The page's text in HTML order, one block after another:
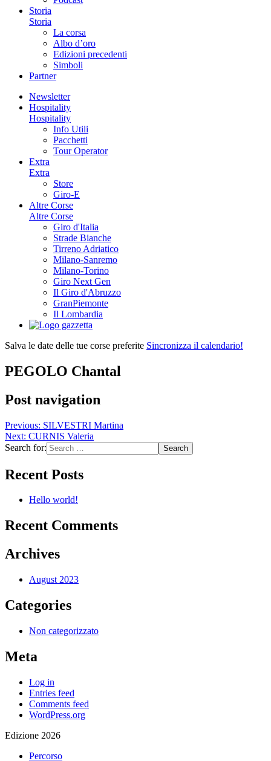
Storia
Storia
La corsa
Albo d’oro
Edizioni precedenti
Simboli
Partner
Newsletter
Hospitality
Hospitality
Info Utili
Pacchetti
Tour Operator
Extra
Extra
Store
Giro-E
Altre Corse
Altre Corse
Giro d'Italia
Strade Bianche
Tirreno Adriatico
Milano-Sanremo
Milano-Torino
Giro Next Gen
Il Giro d'Abruzzo
GranPiemonte
Il Lombardia
Salva le date delle tue corse preferite Sincronizza il calendario!
PEGOLO Chantal
Post navigation
Previous: SILVESTRI Martina
Next: CURNIS Valeria
Search for:
Recent Posts
Hello world!
Recent Comments
Archives
August 2023
Categories
Non categorizzato
Meta
Log in
Entries feed
Comments feed
WordPress.org
Edizione 2026
Percorso